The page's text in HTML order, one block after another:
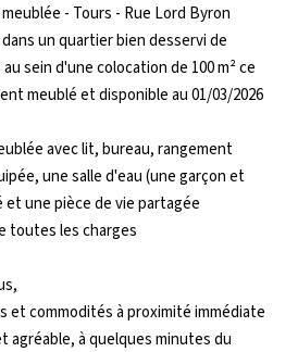
Conciergerie
Logements
RÉSEAU
Partenaires
Associatif
- Tours - Rue Lord Byron
un quartier bien desservi de
sein d'une colocation de 100 m² ce
meublé et disponible au 01/03/2026
avec lit, bureau, rangement
une salle d'eau (une garçon et
et une pièce de vie partagée
toutes les charges
et commodités à proximité immédiate
agréable, à quelques minutes du